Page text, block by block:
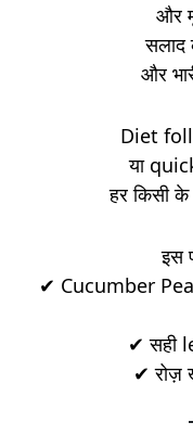
और
सलाद
और
Diet
या
हर किसी
इस
✔ Cucumber
✔ सही
✔ रोज़